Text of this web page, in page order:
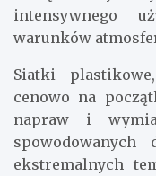
intensywnego
warunków
Siatki
cenowo na
napraw i
ekstremalnych